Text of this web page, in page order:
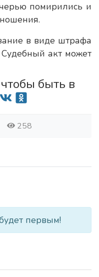
помирились и
в виде штрафа
акт может
быть в
258
первым!